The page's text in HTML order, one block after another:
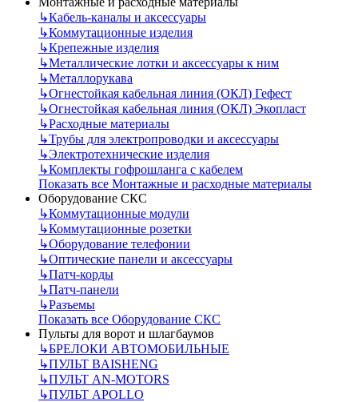
↳Кабель-каналы и аксессуары
↳Коммутационные изделия
↳Крепежные изделия
↳Металлические лотки и аксессуары к ним
↳Металлорукава
↳Огнестойкая кабельная линия (ОКЛ) Гефест
↳Огнестойкая кабельная линия (ОКЛ) Экопласт
↳Расходные материалы
↳Трубы для электропроводки и аксессуары
↳Электротехнические изделия
↳Комплекты гофрошланга с кабелем
Показать все Монтажные и расходные материалы
Оборудование СКС
↳Коммутационные модули
↳Коммутационные розетки
↳Оборудование телефонии
↳Оптические панели и аксессуары
↳Патч-корды
↳Патч-панели
↳Разъемы
Показать все Оборудование СКС
Пульты для ворот и шлагбаумов
↳БРЕЛОКИ АВТОМОБИЛЬНЫЕ
↳ПУЛЬТ BAISHENG
↳ПУЛЬТ AN-MOTORS
↳ПУЛЬТ APOLLO